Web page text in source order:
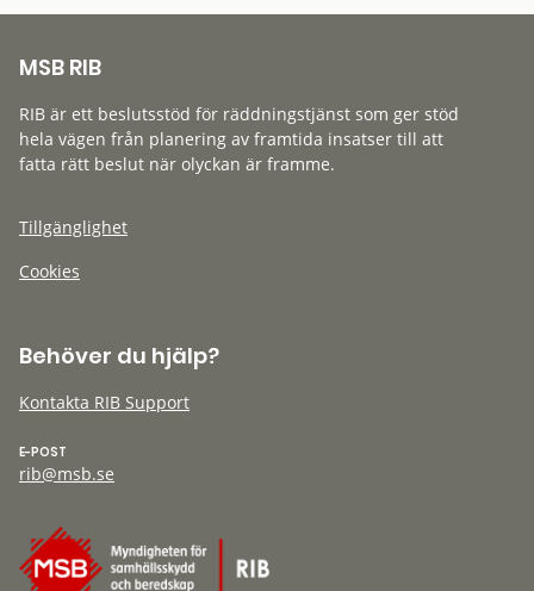
MSB RIB
RIB är ett beslutsstöd för räddningstjänst som ger stöd
hela vägen från planering av framtida insatser till att
fatta rätt beslut när olyckan är framme.
Tillgänglighet
Cookies
Behöver du hjälp?
Kontakta RIB Support
E-POST
rib@msb.se